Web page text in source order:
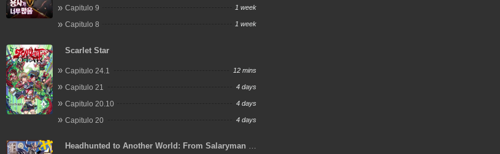
Capitulo 9 1 week
Capitulo 8 1 week
Scarlet Star
Capitulo 24.1 12 mins
Capitulo 21 4 days
Capitulo 20.10 4 days
Capitulo 20 4 days
Headhunted to Another World: From Salaryman to